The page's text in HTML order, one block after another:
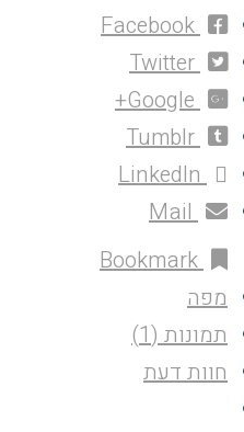
Facebook
Twitter
Google+
Tumblr
LinkedIn
Mail
Bookmark
מפה
תמונות (1)
חוות דעת